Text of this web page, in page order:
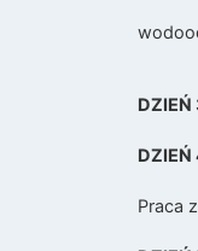
DZIEŃ
DZIEŃ
Praca